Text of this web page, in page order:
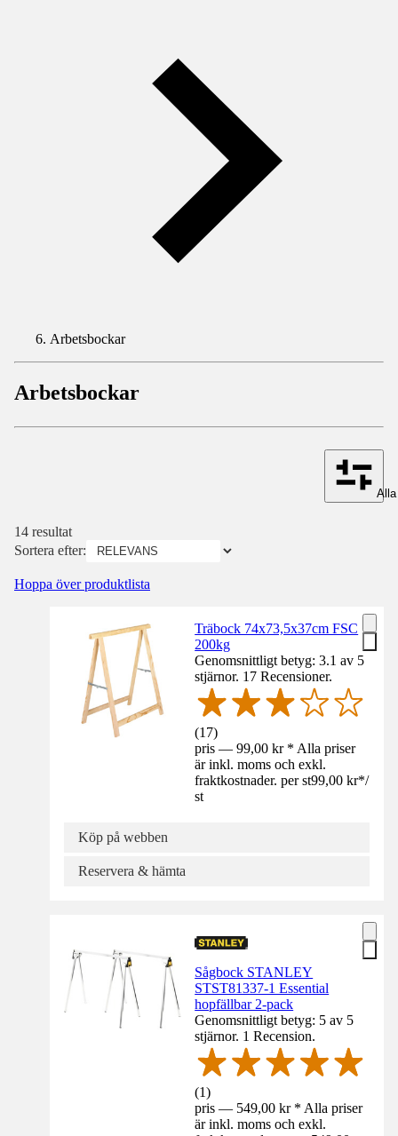
Arbetsbockar
Arbetsbockar
14 resultat
Sortera efter:
Hoppa över produktlista
Träbock 74x73,5x37cm FSC
200kg
Genomsnittligt betyg: 3.1 av 5
stjärnor. 17 Recensioner.
(17)
pris — 99,00 kr * Alla priser
är inkl. moms och exkl.
fraktkostnader. per st99,00 kr*/
st
Köp på webben
Reservera & hämta
Sågbock STANLEY
STST81337-1 Essential
hopfällbar 2-pack
Genomsnittligt betyg: 5 av 5
stjärnor. 1 Recension.
(1)
pris — 549,00 kr * Alla priser
är inkl. moms och exkl.